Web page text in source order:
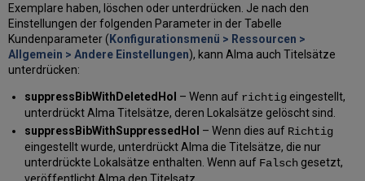
Exemplare haben, löschen oder unterdrücken. Je nach den
Einstellungen der folgenden Parameter in der Tabelle
Kundenparameter ( Konfigurationsmenü > Ressourcen >
Allgemein > Andere Einstellungen), kann Alma auch Titelsätze
unterdrücken:
suppressBibWithDeletedHol – Wenn auf richtigeingestellt,
unterdrückt Alma Titelsätze, deren Lokalsätze gelöscht sind.
suppressBibWithSuppressedHol – Wenn dies auf Richtig
eingestellt wurde, unterdrückt Alma die Titelsätze, die nur
unterdrückte Lokalsätze enthalten. Wenn auf Falsch gesetzt,